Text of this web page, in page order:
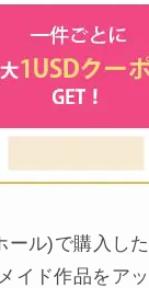
ル)で購入し
イド作品をア